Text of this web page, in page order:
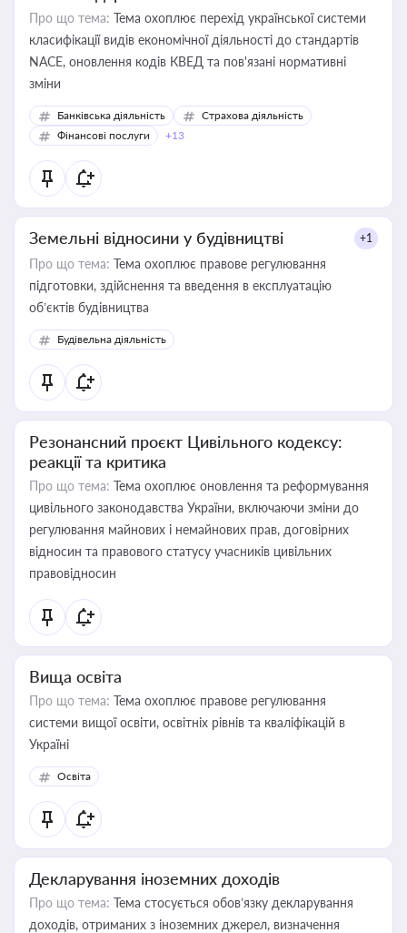
Про що тема: Тема охоплює перехід української системи
класифікації видів економічної діяльності до стандартів
NACE, оновлення кодів КВЕД та пов'язані нормативні
зміни
Банківська діяльність
Страхова діяльність
Фінансові послуги
+13
Земельні відносини у будівництві +1
Про що тема: Тема охоплює правове регулювання
підготовки, здійснення та введення в експлуатацію
об’єктів будівництва
Будівельна діяльність
Резонансний проєкт Цивільного кодексу:
реакції та критика
Про що тема: Тема охоплює оновлення та реформування
цивільного законодавства України, включаючи зміни до
регулювання майнових і немайнових прав, договірних
відносин та правового статусу учасників цивільних
правовідносин
Вища освіта
Про що тема: Тема охоплює правове регулювання
системи вищої освіти, освітніх рівнів та кваліфікацій в
Україні
Освіта
Декларування іноземних доходів
Про що тема: Тема стосується обов’язку декларування
доходів, отриманих з іноземних джерел, визначення